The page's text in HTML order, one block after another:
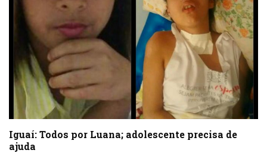
Iguaí: Todos por Luana; adolescente precisa de
ajuda